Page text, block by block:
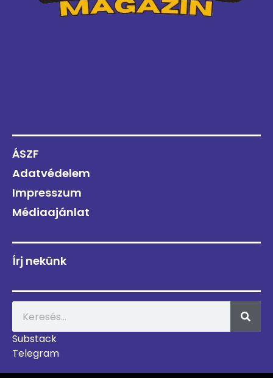
ÁSZF
Adatvédelem
Impresszum
Médiaajánlat
Írj nekünk
Substack
Telegram